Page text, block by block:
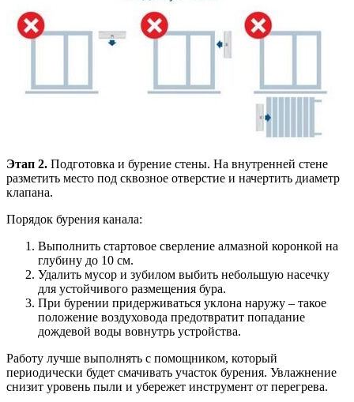
Этап 2. Подготовка и бурение стены. На внутренней стене
разметить место под сквозное отверстие и начертить диаметр
клапана.
Порядок бурения канала:
Выполнить стартовое сверление алмазной коронкой на
глубину до 10 см.
Удалить мусор и зубилом выбить небольшую насечку
для устойчивого размещения бура.
При бурении придерживаться уклона наружу – такое
положение воздуховода предотвратит попадание
дождевой воды вовнутрь устройства.
Работу лучше выполнять с помощником, который
периодически будет смачивать участок бурения. Увлажнение
снизит уровень пыли и убережет инструмент от перегрева.